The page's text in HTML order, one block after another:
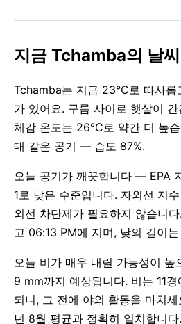
지금 Tchamba의 날
Tchamba는 지금 23°C로 따사롭
가 있어요. 구름 사이로 햇살이
체감 온도는 26°C로 약간 더 높
대 같은 공기 — 습도 87%.
오늘 공기가 깨끗합니다 — EPA
1로 낮은 수준입니다. 자외선 지
외선 차단제가 필요하지 않습니
고 06:13 PM에 지며, 낮의 길이
오늘 비가 매우 내릴 가능성이 높
9 mm까지 예상됩니다. 비는 11
되니, 그 전에 야외 활동을 마치
년 8월 평균과 정확히 일치합니다.